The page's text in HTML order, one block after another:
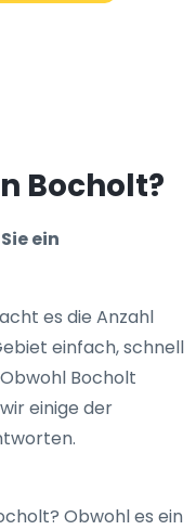
Bocholt?
ein
es die Anzahl
einfach, schnell
Bocholt
einige der
Obwohl es ein